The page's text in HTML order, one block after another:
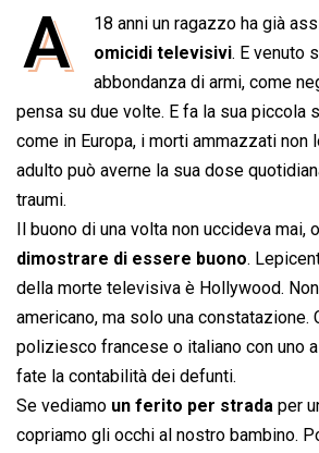
c
e
o
o
k
a
t
s
A
p
p
n
k
e
d
I
n
r
e
a
d
s
a
l
p
y
L
i
n
k
i
n
t
A 18 anni un ragazzo ha già
omicidi televisivi. E venuto
abbondanza di armi, come
pensa su due volte. E fa la sua piccola
come in Europa, i morti ammazzati non
adulto può averne la sua dose
traumi.
Il buono di una volta non uccideva mai,
dimostrare di essere buono.
della morte televisiva è Hollywood.
americano, ma solo una constatazione.
poliziesco francese o italiano con uno
fate la contabilità dei defunti.
Se vediamo un ferito per strada per
copriamo gli occhi al nostro bambino.